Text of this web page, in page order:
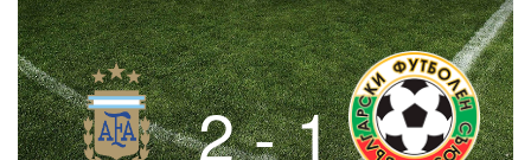
2 - 1